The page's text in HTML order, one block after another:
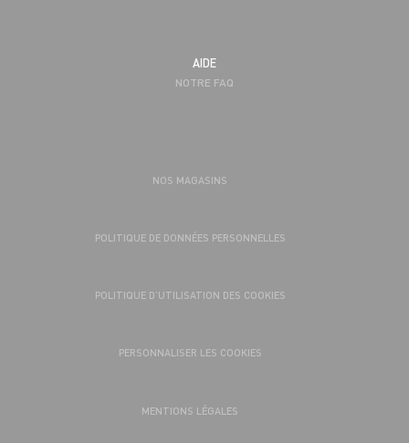
AIDE
NOTRE FAQ
NOS MAGASINS
POLITIQUE DE DONNÉES PERSONNELLES
POLITIQUE D’UTILISATION DES COOKIES
PERSONNALISER LES COOKIES
MENTIONS LÉGALES